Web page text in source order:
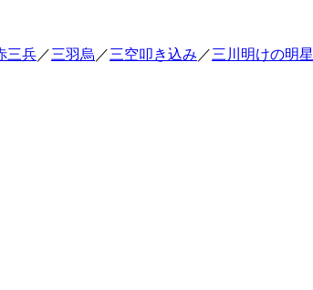
三兵／三羽烏 ／三空叩き込み ／三川明けの明星